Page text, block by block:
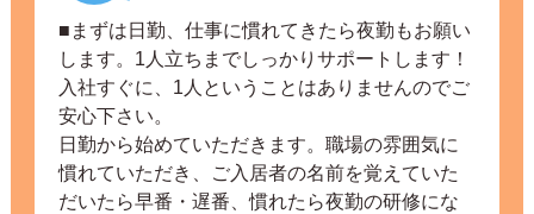
■まずは日勤、仕事に慣れてきたら夜勤もお願い
します。1人立ちまでしっかりサポートします！
入社すぐに、1人ということはありませんのでご
安心下さい。
日勤から始めていただきます。職場の雰囲気に
慣れていただき、ご入居者の名前を覚えていた
だいたら早番・遅番、慣れたら夜勤の研修にな